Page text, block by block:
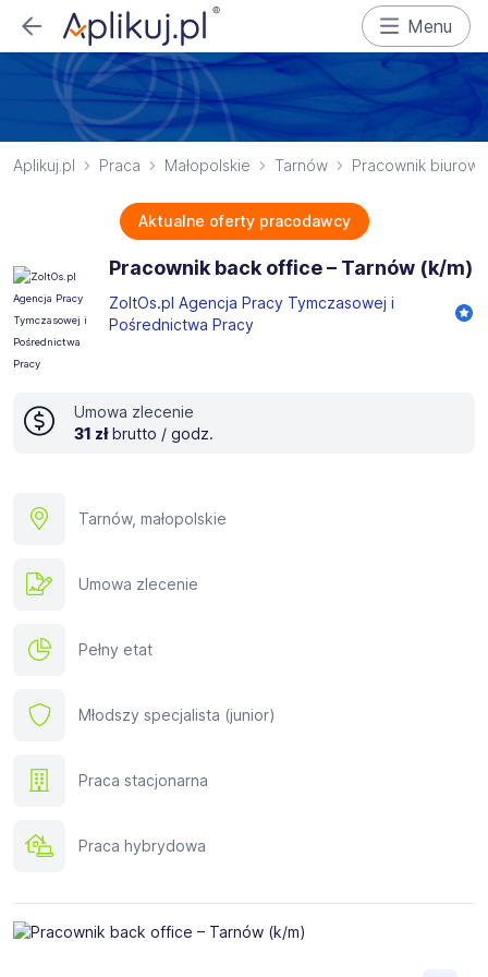
Menu
Aplikuj.pl Praca Małopolskie Tarnów Pracownik biurowy
Aktualne oferty pracodawcy
Pracownik back office – Tarnów (k/m)
ZoltOs.pl Agencja Pracy Tymczasowej i
Pośrednictwa Pracy
Umowa zlecenie
31 zł brutto / godz.
Tarnów, małopolskie
Umowa zlecenie
Pełny etat
Młodszy specjalista (junior)
Praca stacjonarna
Praca hybrydowa